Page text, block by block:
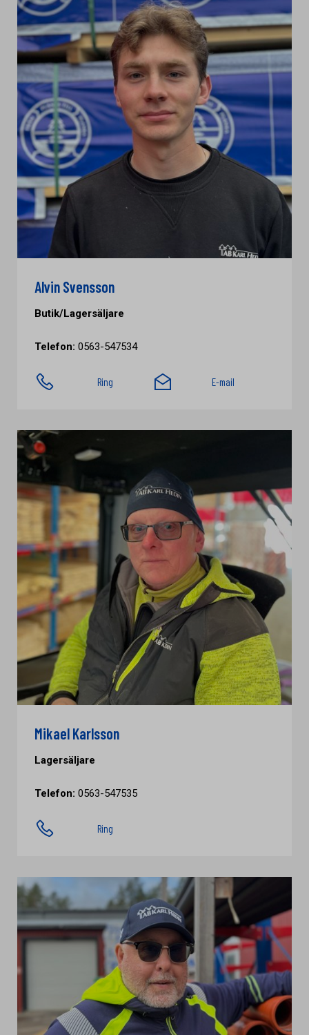
Alvin Svensson
Butik/Lagersäljare
Telefon: 0563-547534
Ring E-mail
Mikael Karlsson
Lagersäljare
Telefon: 0563-547535
Ring